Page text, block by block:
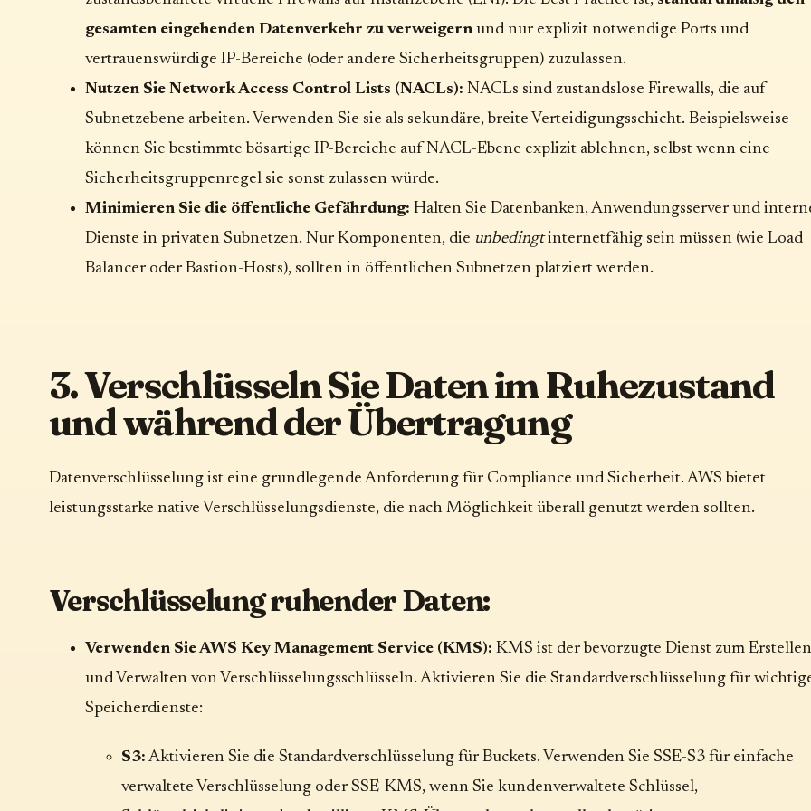
gesamten eingehenden Datenverkehr zu verweigernund nur explizit notwendige Ports und
vertrauenswürdige IP-Bereiche (oder andere Sicherheitsgruppen) zuzulassen.
Nutzen Sie Network Access Control Lists (NACLs): NACLs sind zustandslose Firewalls, die auf
Subnetzebene arbeiten. Verwenden Sie sie als sekundäre, breite Verteidigungsschicht. Beispielsweise
können Sie bestimmte bösartige IP-Bereiche auf NACL-Ebene explizit ablehnen, selbst wenn eine
Sicherheitsgruppenregel sie sonst zulassen würde.
Minimieren Sie die öffentliche Gefährdung: Halten Sie Datenbanken, Anwendungsserver und
Dienste in privaten Subnetzen. Nur Komponenten, die unbedingtinternetfähig sein müssen (wie Load
Balancer oder Bastion-Hosts), sollten in öffentlichen Subnetzen platziert werden.
3. Verschlüsseln Sie Daten im Ruhezustand
und während der Übertragung
Datenverschlüsselung ist eine grundlegende Anforderung für Compliance und Sicherheit. AWS bietet
leistungsstarke native Verschlüsselungsdienste, die nach Möglichkeit überall genutzt werden sollten.
Verschlüsselung ruhender Daten:
Verwenden Sie AWS Key Management Service (KMS): KMS ist der bevorzugte Dienst zum Erstellen
und Verwalten von Verschlüsselungsschlüsseln. Aktivieren Sie die Standardverschlüsselung für
Speicherdienste:
S3: Aktivieren Sie die Standardverschlüsselung für Buckets. Verwenden Sie SSE-S3 für einfache
verwaltete Verschlüsselung oder SSE-KMS, wenn Sie kundenverwaltete Schlüssel,